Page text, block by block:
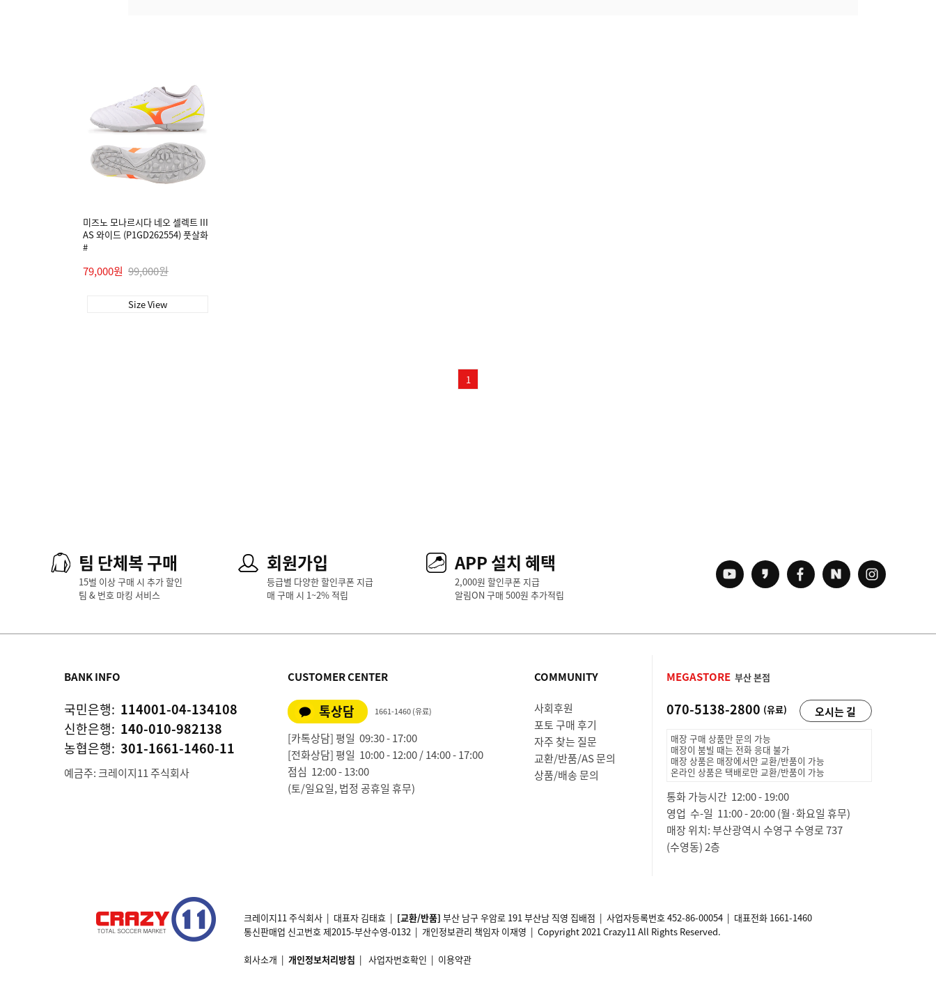
미즈노 모나르시다 네오 셀렉트 III
AS 와이드 (P1GD262554) 풋살화
#
79,000원 99,000원
Size View
1
팀 단체복 구매
15벌 이상 구매 시 추가 할인
팀 & 번호 마킹 서비스
회원가입
등급별 다양한 할인쿠폰 지급
매 구매 시 1~2% 적립
APP 설치 혜택
2,000원 할인쿠폰 지급
알림ON 구매 500원 추가적립
BANK INFO
국민은행: 114001-04-134108
신한은행: 140-010-982138
농협은행: 301-1661-1460-11
예금주: 크레이지11 주식회사
CUSTOMER CENTER
톡상담 1661-1460 (유료)
[카톡상담] 평일 09:30 - 17:00
[전화상담] 평일 10:00 - 12:00 / 14:00 - 17:00
점심 12:00 - 13:00
(토/일요일, 법정 공휴일 휴무)
COMMUNITY
사회후원
포토 구매 후기
자주 찾는 질문
교환/반품/AS 문의
상품/배송 문의
MEGASTORE 부산 본점
070-5138-2800 (유료) 오시는 길
매장 구매 상품만 문의 가능
매장이 붐빌 때는 전화 응대 불가
매장 상품은 매장에서만 교환/반품이 가능
온라인 상품은 택배로만 교환/반품이 가능
통화 가능시간 12:00 - 19:00
영업 수-일 11:00 - 20:00 (월·화요일 휴무)
매장 위치: 부산광역시 수영구 수영로 737
(수영동) 2층
크레이지11 주식회사 | 대표자 김태효 | [교환/반품] 부산 남구 우암로 191 부산남 직영 집배점 | 사업자등록번호452-86-00054 | 대표전화 1661-1460
통신판매업 신고번호 제2015-부산수영-0132 | 개인정보관리 책임자 이재영 | Copyright 2021 Crazy11 All Rights Reserved.
회사소개 | 개인정보처리방침 | 사업자번호확인 | 이용약관